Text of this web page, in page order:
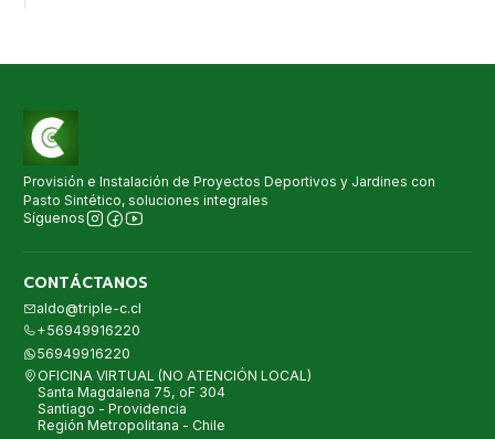
Provisión e Instalación de Proyectos Deportivos y Jardines con
Pasto Sintético, soluciones integrales
Síguenos
CONTÁCTANOS
aldo@triple-c.cl
+56949916220
56949916220
OFICINA VIRTUAL (NO ATENCIÓN LOCAL)
Santa Magdalena 75, oF 304
Santiago - Providencia
Región Metropolitana - Chile